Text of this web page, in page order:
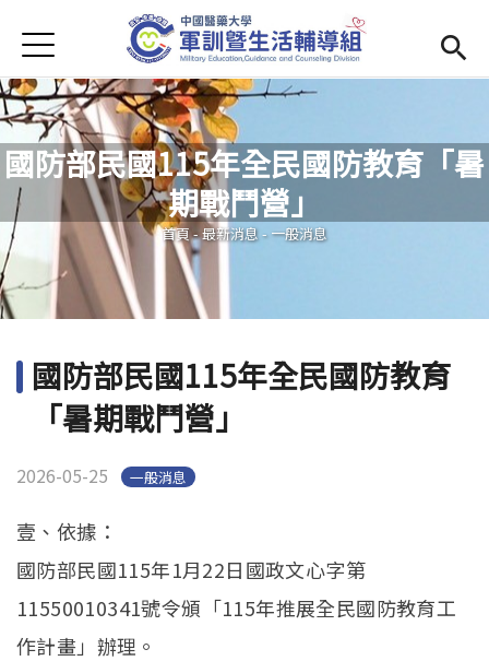
首頁
學務處首頁(link is external)
Open submenu (單位簡介)
單位簡介
最新消息
Open submenu (生活輔導)
生活輔導
Open submenu (校園安全)
校園安全
Open submenu (相關法規及檔案下載)
相關法規及檔案下載
Jump to Navigation
Jump to Main content
國防部民國115年全民國防教育「暑
期戰鬥營」
您在這裡
首頁 -最新消息- 一般消息
國防部民國115年全民國防教育
「暑期戰鬥營」
2026-05-25 一般消息
壹、依據：
國防部民國115年1月22日國政文心字第
11550010341號令頒「115年推展全民國防教育工
作計畫」辦理。